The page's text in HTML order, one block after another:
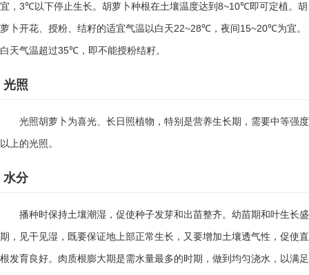
宜， 3℃以下停止生长。胡萝卜种根在土壤温度达到 8~10℃即可定植。胡
萝卜开花、授粉、结籽的适宜气温以白天22~28℃ ，夜间 15~20℃为宜。
白天气温超过35℃ ，即不能授粉结籽。
光照
光照胡萝卜为喜光、长日照植物，特别是营养生长期，需要中等强度
以上的光照。
水分
播种时保持土壤潮湿，促使种子发芽和出苗整齐。幼苗期和叶生长盛
期，见干见湿，既要保证地上部正常生长，又要增加土壤透气性，促使直
根发育良好。肉质根膨大期是需水量最多的时期，做到均匀浇水，以满足